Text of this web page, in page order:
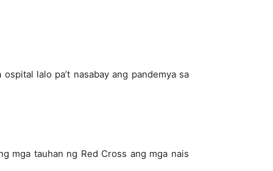
lalo pa’t nasabay ang pandemya sa
mga tauhan ng Red Cross ang mga nais